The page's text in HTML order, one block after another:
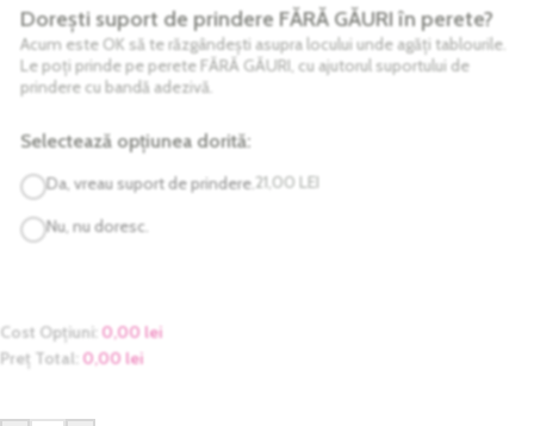
Dorești suport de prindere FĂRĂ GĂURI în perete?
Acum este OK să te răzgândești asupra locului unde agăți tablourile.
Le poți prinde pe perete FĂRĂ GĂURI, cu ajutorul suportului de
prindere cu bandă adezivă.
Selectează opțiunea dorită:
Da, vreau suport de prindere. 21,00 LEI
Nu, nu doresc.
Cost Opțiuni: 0,00lei
Preț Total: 0,00lei